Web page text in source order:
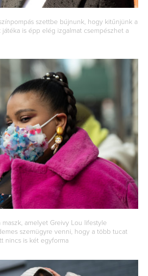
szettbe bújnunk, hogy kitűnjünk a
is épp elég izgalmat csempészhet a
amelyet Greivy Lou lifestyle
szemügyre venni, hogy a több tucat
nincs is két egyforma